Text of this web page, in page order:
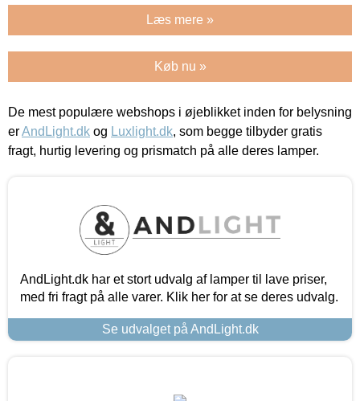
Læs mere »
Køb nu »
De mest populære webshops i øjeblikket inden for belysning
erAndLight.dk og Luxlight.dk, som begge tilbyder gratis
fragt, hurtig levering og prismatch på alle deres lamper.
AndLight.dk har et stort udvalg af lamper til lave priser,
med fri fragt på alle varer. Klik her for at se deres udvalg.
Se udvalget på AndLight.dk